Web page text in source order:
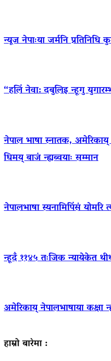
न्यूज नेपाःया जर्मनि प्रतिनिधि
“हलिं नेवा: दबुलिइ न्हूगु
नेपाल भाषा स्नातक,
धिमय् बाजं न्ह्यब्वयाः सम्मान
नेपालभाषा स्यनामिपिंसं योमरि
न्हूदँ ११४५ तःजिक न्यायेकेत
अमेरिकाय् नेपालभाषाया कक्षा
हाम्रो बारेमा :